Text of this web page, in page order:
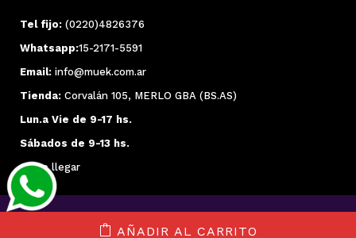
AÑADIR AL CARRITO
Tel fijo: (0220)4826376
Whatsapp:15-2171-5591
Email: info@muek.com.ar
Tienda: Corvalán 105, MERLO GBA (BS.AS)
Lun.a Vie de 9-17 hs.
Sábados de 9-13 hs.
Cómo llegar